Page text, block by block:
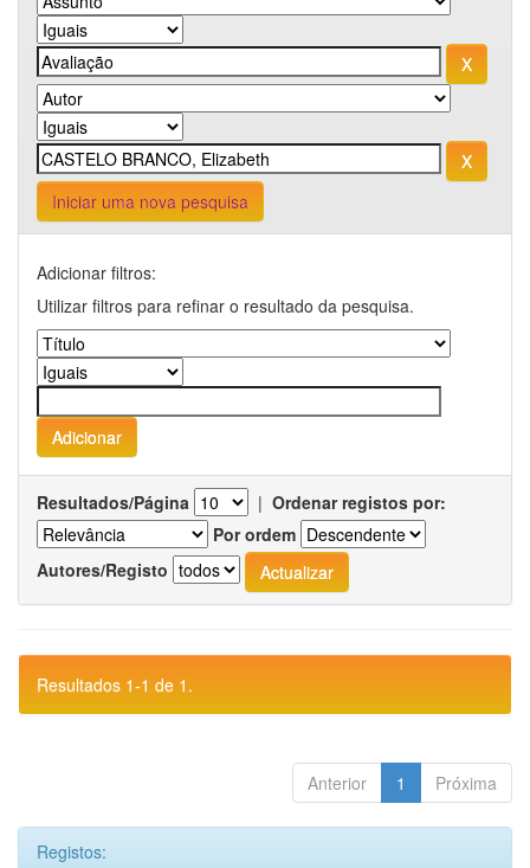
Iniciar uma nova pesquisa
Adicionar filtros:
Utilizar filtros para refinar o resultado da pesquisa.
Resultados/Página | Ordenar registos por:
Por ordem
Autores/Registo
Resultados 1-1 de 1.
Anterior 1 Próxima
Registos: